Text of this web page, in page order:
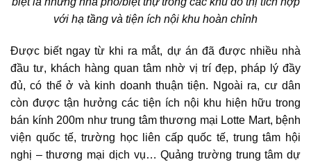
với hạ tầng và tiện ích nội khu hoàn chỉnh
Được biết ngay từ khi ra mắt, dự án đã được nhiều nhà
đầu tư, khách hàng quan tâm nhờ vị trí đẹp, pháp lý đầy
đủ, có thể ở và kinh doanh thuận tiện. Ngoài ra, cư dân
còn được tận hưởng các tiện ích nội khu hiện hữu trong
bán kính 200m như trung tâm thương mại Lotte Mart, bệnh
viện quốc tế, trường học liên cấp quốc tế, trung tâm hội
nghị – thương mại dịch vụ… Quảng trường trung tâm dự